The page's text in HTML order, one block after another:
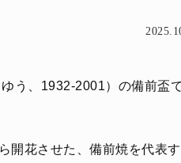
う、1932-2001）の備前盃
開花させた、備前焼を代表